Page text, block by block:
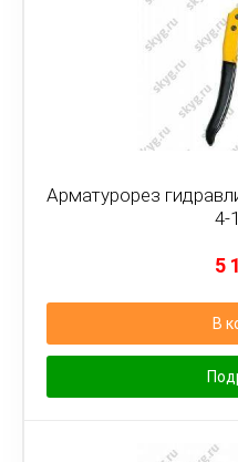
Арматурорез
4-
5
В